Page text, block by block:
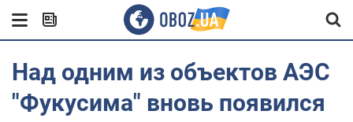
Над одним из объектов АЭС
"Фукусима" вновь появился